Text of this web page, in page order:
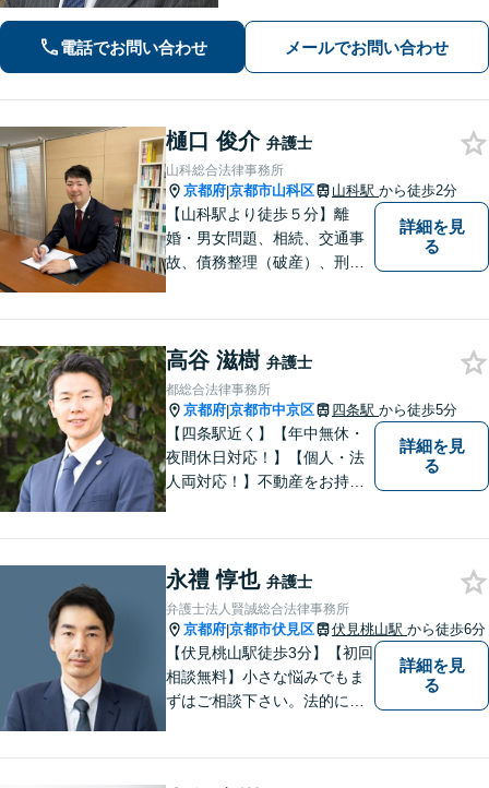
続・遺言】相談者さまに寄り添い、円
滑な相続を目指します
電話でお問い合わせ メールでお問い合わせ
樋口 俊介 弁護士
山科総合法律事務所
京都府|京都市山科区 山科駅 から徒歩2分
【山科駅より徒歩５分】離
婚・男女問題、相続、交通事
故、債務整理（破産）、刑事
います。全力でサポートいた
しますので、お困りごとがご
ざいましたらぜひご相談くだ
さい。
詳細を見
る
高谷 滋樹 弁護士
都総合法律事務所
京都府|京都市中京区 四条駅 から徒歩5分
【四条駅近く】【年中無休・
夜間休日対応！】【個人・法
人両対応！】不動産をお持ち
【24時間予約受付】【出張相
談可能】【弁護士保険（特
約）全社対応いたします】
詳細を見
る
永禮 惇也 弁護士
弁護士法人賢誠総合法律事務所
京都府|京都市伏見区 伏見桃山駅 から徒歩6分
【伏見桃山駅徒歩3分】【初回
相談無料】小さな悩みでもま
ずはご相談下さい。法的に無
詳細を見
る